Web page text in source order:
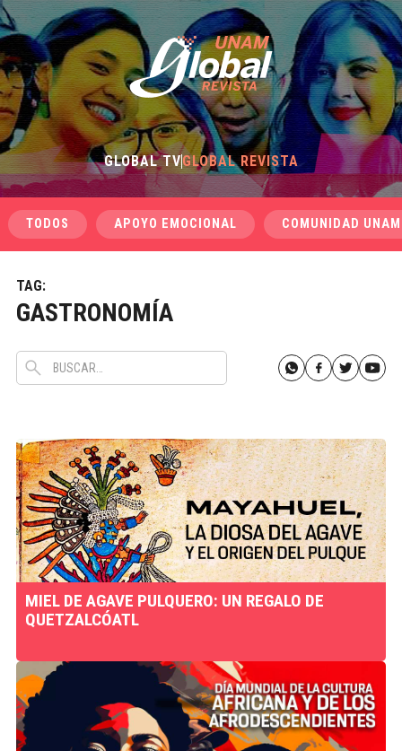
GLOBAL TVGLOBAL REVISTA
TODOS APOYO EMOCIONAL COMUNIDAD UNAM
TAG:
GASTRONOMÍA
MIEL DE AGAVE PULQUERO: UN REGALO DE
QUETZALCÓATL